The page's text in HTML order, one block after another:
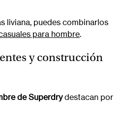
liviana, puedes combinarlos
para hombre.
y construcción
de Superdrydestacan por